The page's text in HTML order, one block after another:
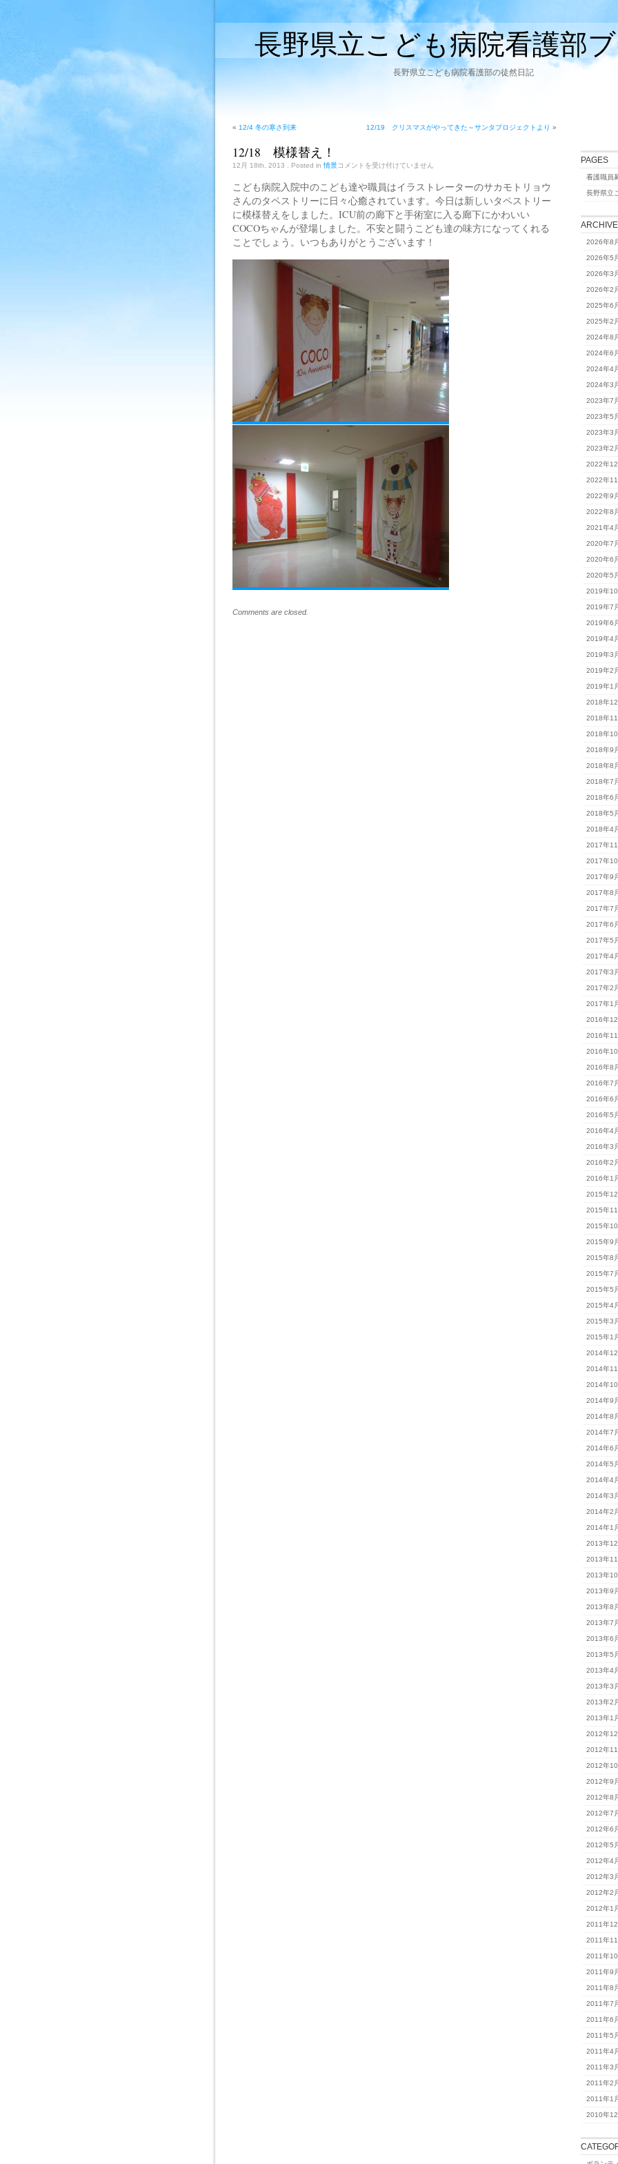
長野県立こども病院看護部
長野県立こども病院看護部の徒然日記
« 12/4 冬の寒さ到来 12/19 クリスマスがやってきた～サンタプロジェクトより »
12/18 模様替え！
12月 18th, 2013 . Posted in 情景12/18
様
替
え！
は
コメントを受け付けていません
こども病院入院中のこども達や職員はイラストレーターのサカモトリョウ
さんのタペストリーに日々心癒されています。今日は新しいタペストリー
に模様替えをしました。ICU前の廊下と手術室に入る廊下にかわいい
COCOちゃんが登場しました。不安と闘うこども達の味方になってくれる
ことでしょう。いつもありがとうございます！
Comments are closed.
PAGES
看護職員
長野県立
2026年8
2026年5
2026年3
2026年2
2025年6
2025年2
2024年8
2024年6
2024年4
2024年3
2023年7
2023年5
2023年3
2023年2
2022年12
2022年11
2022年9
2022年8
2021年4
2020年7
2020年6
2020年5
2019年10
2019年7
2019年6
2019年4
2019年3
2019年2
2019年1
2018年12
2018年11
2018年10
2018年9
2018年8
2018年7
2018年6
2018年5
2018年4
2017年11
2017年10
2017年9
2017年8
2017年7
2017年6
2017年5
2017年4
2017年3
2017年2
2017年1
2016年12
2016年11
2016年10
2016年8
2016年7
2016年6
2016年5
2016年4
2016年3
2016年2
2016年1
2015年12
2015年11
2015年10
2015年9
2015年8
2015年7
2015年5
2015年4
2015年3
2015年1
2014年12
2014年11
2014年10
2014年9
2014年8
2014年7
2014年6
2014年5
2014年4
2014年3
2014年2
2014年1
2013年12
2013年11
2013年10
2013年9
2013年8
2013年7
2013年6
2013年5
2013年4
2013年3
2013年2
2013年1
2012年12
2012年11
2012年10
2012年9
2012年8
2012年7
2012年6
2012年5
2012年4
2012年3
2012年2
2012年1
2011年12
2011年11
2011年10
2011年9
2011年8
2011年7
2011年6
2011年5
2011年4
2011年3
2011年2
2011年1
2010年12